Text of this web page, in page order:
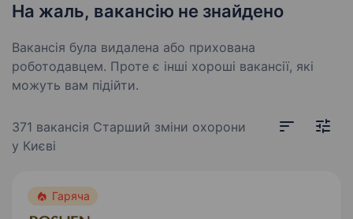
На жаль, вакансію не знайдено
Вакансія була видалена або прихована
роботодавцем. Проте є інші хороші вакансії, які
можуть вам підійти.
371 вакансія Старший зміни охорони
у Києві
Гаряча